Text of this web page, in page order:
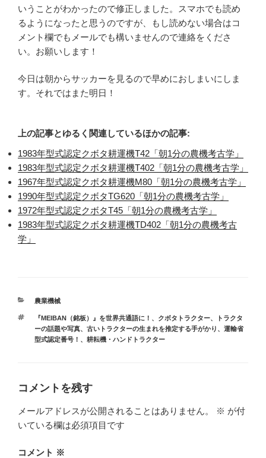
いうことがわかったので修正しました。スマホでも読め
るようになったと思うのですが、もし読めない場合はコ
メント欄でもメールでも構いませんので連絡をくださ
い。お願いします！
今日は朝からサッカーを見るので早めにおしまいにしま
す。それではまた明日！
上の記事とゆるく関連しているほかの記事:
1983年型式認定クボタ耕運機T42「朝1分の農機考古学」
1983年型式認定クボタ耕運機T402「朝1分の農機考古学」
1967年型式認定クボタ耕運機M80「朝1分の農機考古学」
1990年型式認定クボタTG620「朝1分の農機考古学」
1972年型式認定クボタT45「朝1分の農機考古学」
1983年型式認定クボタ耕運機TD402「朝1分の農機考古
学」
カ
ー
農業機械
タ
グ
『MEIBAN（銘板）』を世界共通語に！ 、 クボタトラクター、
トラクタ
ーの話題や写真、 古いトラクターの生まれを推定する手がかり、運輸省
型式認定番号！ 、 耕耘機・ハンドトラクター
コメントを残す
メールアドレスが公開されることはありません。 ※ が付
いている欄は必須項目です
コメント ※